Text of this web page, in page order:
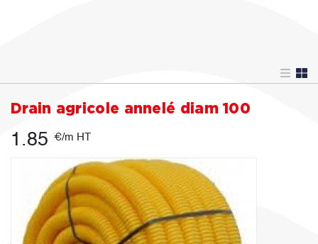
Drain agricole annelé diam 100
1.85 €/m HT